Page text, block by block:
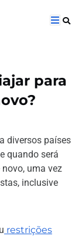
para
diversos países
quando será
uma vez
inclusive
restrições